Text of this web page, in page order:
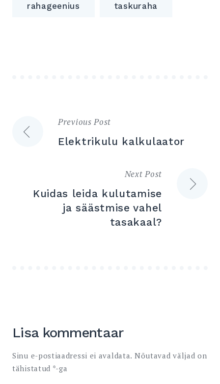
rahageenius taskuraha
Navigeerimine
Previous Post
Elektrikulu kalkulaator
Next Post
Kuidas leida kulutamise
ja säästmise vahel
tasakaal?
Lisa kommentaar
Sinu e-postiaadressi ei avaldata. Nõutavad väljad on
tähistatud *-ga